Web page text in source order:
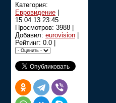
Категория:
Евровидение
15.04.13 23:45
Просмотров: 3988 |
Добавил: eurovision
Рейтинг: 0.0 |